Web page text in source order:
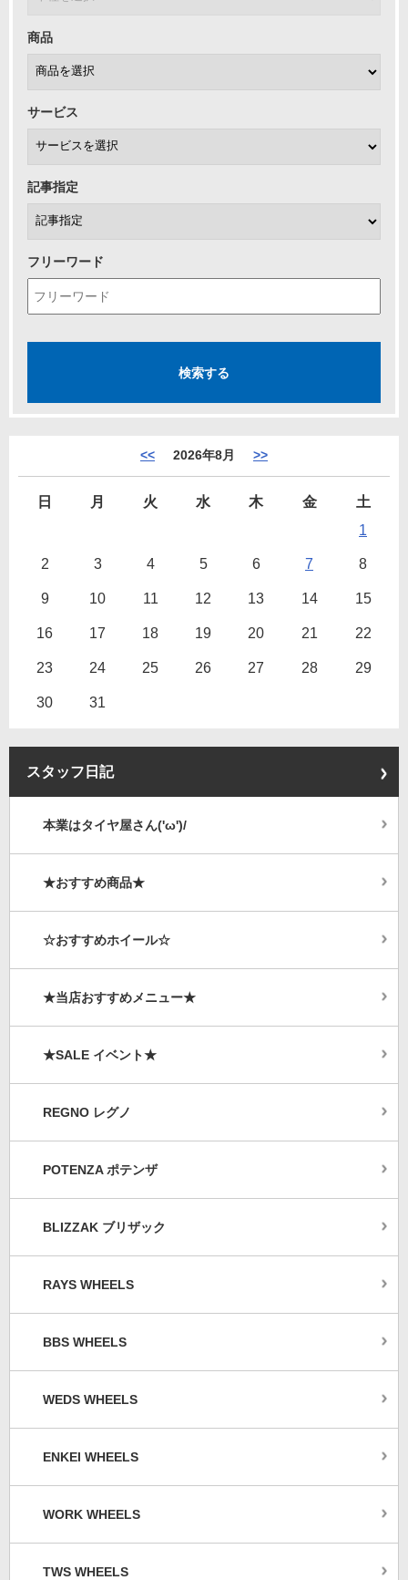
商品
サービス
記事指定
フリーワード
<< 2026年8月 >>
日 月 火 水 木 金
土
1
2 3 4 5 6 7 8
9 10 11 12 13 14 15
16 17 18 19 20 21 22
23 24 25 26 27 28 29
30 31
スタッフ日記
本業はタイヤ屋さん('ω')/
★おすすめ商品★
☆おすすめホイール☆
★当店おすすめメニュー★
★SALE イベント★
REGNO レグノ
POTENZA ポテンザ
BLIZZAK ブリザック
RAYS WHEELS
BBS WHEELS
WEDS WHEELS
ENKEI WHEELS
WORK WHEELS
TWS WHEELS